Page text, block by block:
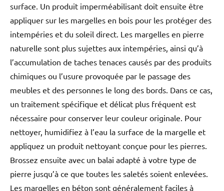
surface. Un produit imperméabilisant doit ensuite être
appliquer sur les margelles en bois pour les protéger des
intempéries et du soleil direct. Les margelles en pierre
naturelle sont plus sujettes aux intempéries, ainsi qu’à
l’accumulation de taches tenaces causés par des produits
chimiques ou l’usure provoquée par le passage des
meubles et des personnes le long des bords. Dans ce cas,
un traitement spécifique et délicat plus fréquent est
nécessaire pour conserver leur couleur originale. Pour
nettoyer, humidifiez à l’eau la surface de la margelle et
appliquez un produit nettoyant conçue pour les pierres.
Brossez ensuite avec un balai adapté à votre type de
pierre jusqu’à ce que toutes les saletés soient enlevées.
Les margelles en béton sont généralement faciles à